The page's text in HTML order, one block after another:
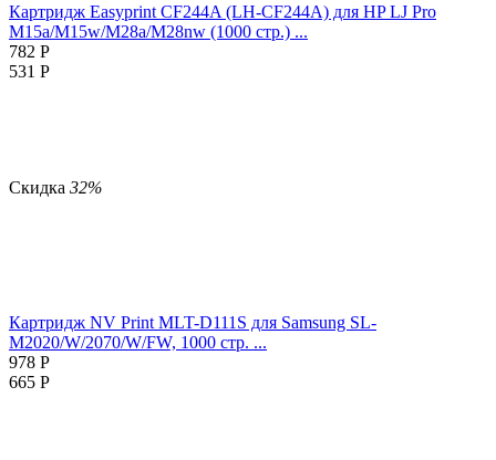
Картридж Easyprint CF244A (LH-CF244A) для HP LJ Pro
M15a/M15w/M28a/M28nw (1000 стр.) ...
782 Р
531 Р
Скидка 32%
Картридж NV Print MLT-D111S для Samsung SL-
M2020/W/2070/W/FW, 1000 стр. ...
978 Р
665 Р